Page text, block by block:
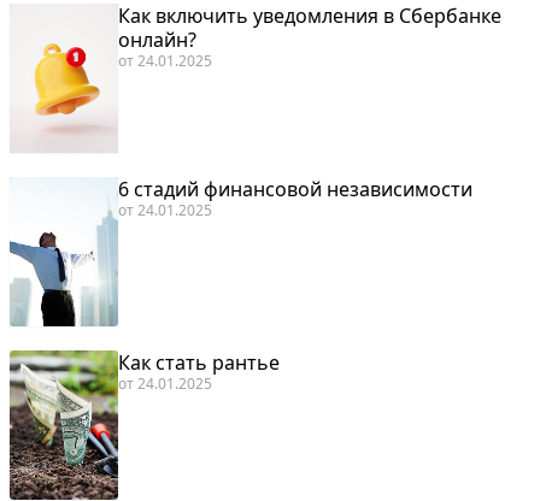
Как включить уведомления в Сбербанке
онлайн?
от24.01.2025
6 стадий финансовой независимости
от24.01.2025
Как стать рантье
от24.01.2025